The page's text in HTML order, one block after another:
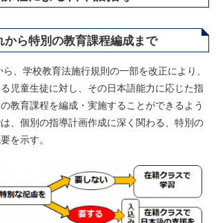
から特別の教育課程編成まで
、学校教育法施行規則の一部を改正により、
児童生徒に対し、その日本語能力に応じた指
教育課程を編成・実施することができるよう
、個別の指導計画作成に深く関わる、特別の
を示す。